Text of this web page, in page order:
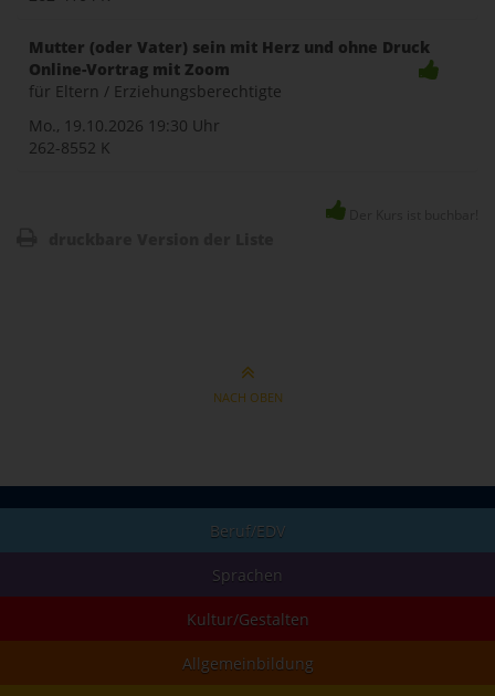
Mutter (oder Vater) sein mit Herz und ohne Druck
Online-Vortrag mit Zoom
für Eltern / Erziehungsberechtigte
Mo., 19.10.2026 19:30 Uhr
262-8552 K
NACH OBEN
Beruf/EDV
Sprachen
Kultur/Gestalten
Allgemeinbildung